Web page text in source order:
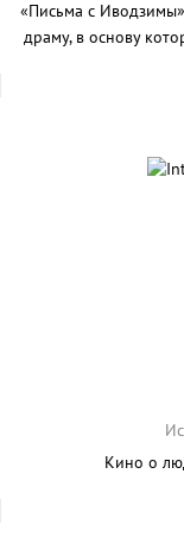
«Письма с
драму, в основу
Кино о